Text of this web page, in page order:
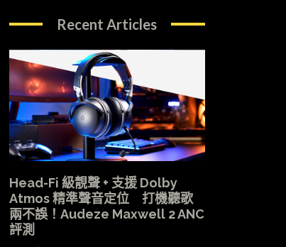
Recent Articles
Head-Fi 級靚聲 + 支援 Dolby
Atmos 精準聲音定位 打機聽歌
兩不誤！Audeze Maxwell 2 ANC
評測